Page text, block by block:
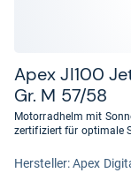
Apex JI100
Gr. M 57/58
Motorradhelm mit
zertifiziert für optimale
Her­stel­ler: Apex